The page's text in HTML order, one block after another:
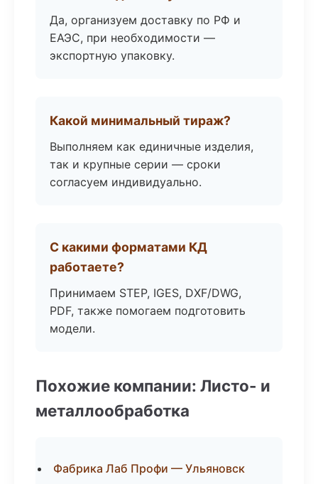
Да, организуем доставку по РФ и
ЕАЭС, при необходимости —
экспортную упаковку.
Какой минимальный тираж?
Выполняем как единичные изделия,
так и крупные серии — сроки
согласуем индивидуально.
С какими форматами КД
работаете?
Принимаем STEP, IGES, DXF/DWG,
PDF, также помогаем подготовить
модели.
Похожие компании: Листо- и
металлообработка
Фабрика Лаб Профи — Ульяновск